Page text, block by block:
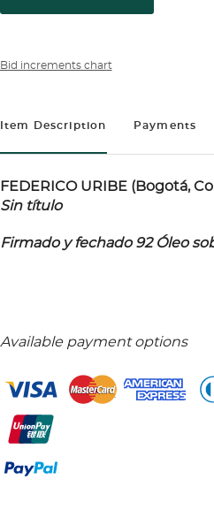
Bid increments chart
Item Description Payments
FEDERICO URIBE (Bogotá,
Sin título
Firmado y fechado 92 Óleo
Available payment options